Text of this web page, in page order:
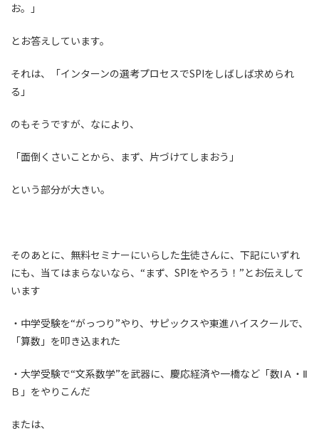
お。」
とお答えしています。
それは、「インターンの選考プロセスでSPIをしばしば求められ
る」
のもそうですが、なにより、
「面倒くさいことから、まず、片づけてしまおう」
という部分が大きい。
そのあとに、無料セミナーにいらした生徒さんに、下記にいずれ
にも、当てはまらないなら、“まず、SPIをやろう！”とお伝えして
います
・中学受験を“がっつり”やり、サピックスや東進ハイスクールで、
「算数」を叩き込まれた
・大学受験で“文系数学”を武器に、慶応経済や一橋など「数ⅠＡ・Ⅱ
Ｂ」をやりこんだ
または、